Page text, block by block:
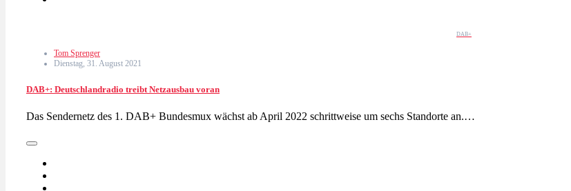
DAB+
Tom Sprenger
Dienstag, 31. August 2021
DAB+: Deutschlandradio treibt Netzausbau voran
Das Sendernetz des 1. DAB+ Bundesmux wächst ab April 2022 schrittweise um sechs Standorte an.…